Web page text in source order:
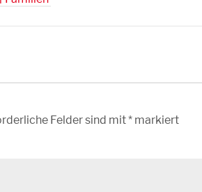
Felder sind mit* markiert